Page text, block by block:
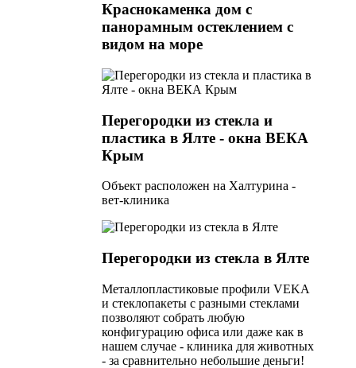
Краснокаменка дом с
панорамным остеклением с
видом на море
Перегородки из стекла и
пластика в Ялте - окна ВЕКА
Крым
Объект расположен на Халтурина -
вет-клиника
Перегородки из стекла в Ялте
Металлопластиковые профили VEKA
и стеклопакеты с разными стеклами
позволяют собрать любую
конфигурацию офиса или даже как в
нашем случае - клиника для животных
- за сравнительно небольшие деньги!